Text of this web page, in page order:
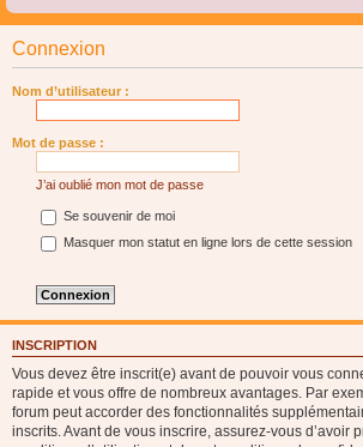
Connexion
Nom d’utilisateur :
Mot de passe :
J’ai oublié mon mot de passe
Se souvenir de moi
Masquer mon statut en ligne lors de cette session
INSCRIPTION
Vous devez être inscrit(e) avant de pouvoir vous
rapide et vous offre de nombreux avantages. Par
forum peut accorder des fonctionnalités
inscrits. Avant de vous inscrire, assurez-vous d’avoir